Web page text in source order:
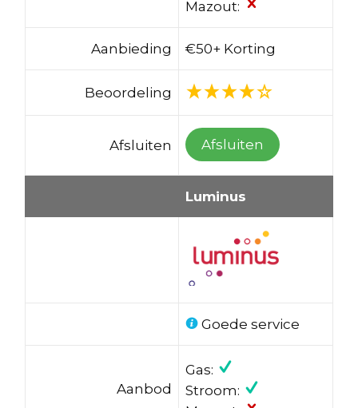
Mazout:
Aanbieding €50+ Korting
Beoordeling
Afsluiten Afsluiten
Luminus
Goede service
Aanbod
Gas:
Stroom: